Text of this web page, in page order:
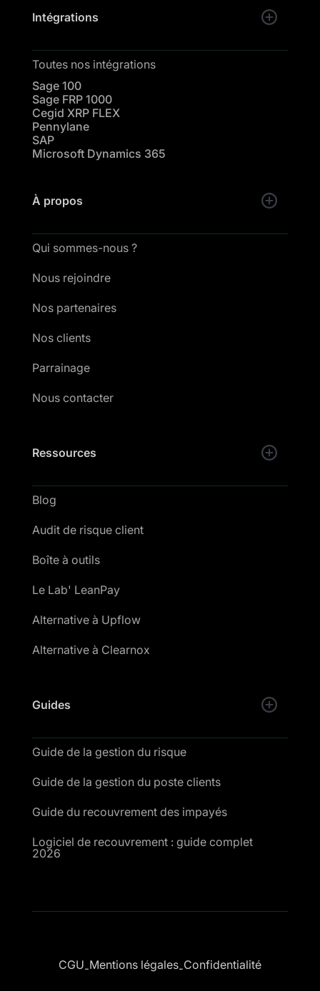
Intégrations
Toutes nos intégrations
Sage 100
Sage FRP 1000
Cegid XRP FLEX
Pennylane
SAP
Microsoft Dynamics 365
À propos
Qui sommes-nous ?
Nous rejoindre
Nos partenaires
Nos clients
Parrainage
Nous contacter
Ressources
Blog
Audit de risque client
Boîte à outils
Le Lab' LeanPay
Alternative à Upflow
Alternative à Clearnox
Guides
Guide de la gestion du risque
Guide de la gestion du poste clients
Guide du recouvrement des impayés
Logiciel de recouvrement : guide complet
2026
CGU-Mentions légales-Confidentialité